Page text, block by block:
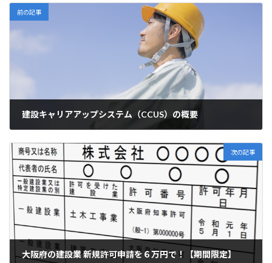
前の記事
建設キャリアアップシステム（CCUS）の概要
次の記事
大阪府の建設業 新規許可申請を６万円で！【期間限定】